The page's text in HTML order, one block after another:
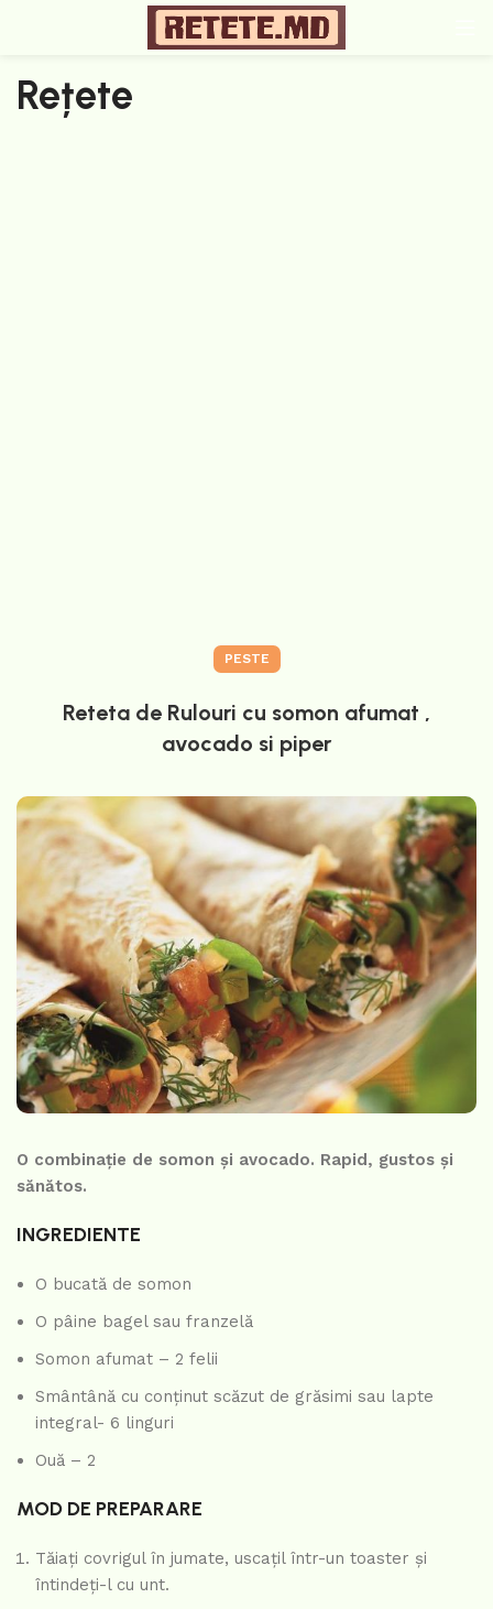
Rețete
PESTE
Reteta de Rulouri cu somon afumat ,
avocado si piper
O combinație de somon și avocado. Rapid, gustos și
sănătos.
INGREDIENTE
O bucată de somon
O pâine bagel sau franzelă
Somon afumat – 2 felii
Smântână cu conţinut scăzut de grăsimi sau lapte
integral- 6 linguri
Ouă – 2
MOD DE PREPARARE
Tăiați covrigul în jumate, uscațil într-un toaster și
întindeți-l cu unt.